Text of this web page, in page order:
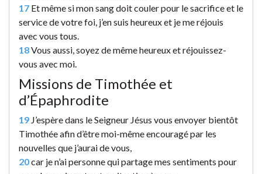
17 Et même si mon sang doit couler pour le sacrifice et le
service de votre foi, j’en suis heureux et je me réjouis
avec vous tous.
18Vous aussi, soyez de même heureux et réjouissez-
vous avec moi.
Missions de Timothée et
d’Épaphrodite
19 J’espère dans le Seigneur Jésus vous envoyer bientôt
Timothée afin d’être moi-même encouragé par les
nouvelles que j’aurai de vous,
20car je n’ai personne qui partage mes sentiments pour